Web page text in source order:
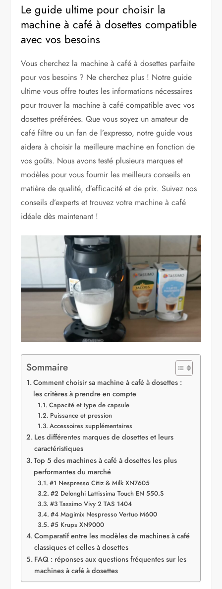
Le guide ultime pour choisir la
machine à café à dosettes compatible
avec vos besoins
Vous cherchez la machine à café à dosettes parfaite
pour vos besoins ? Ne cherchez plus ! Notre guide
ultime vous offre toutes les informations nécessaires
pour trouver la machine à café compatible avec vos
dosettes préférées. Que vous soyez un amateur de
café filtre ou un fan de l’expresso, notre guide vous
aidera à choisir la meilleure machine en fonction de
vos goûts. Nous avons testé plusieurs marques et
modèles pour vous fournir les meilleurs conseils en
matière de qualité, d’efficacité et de prix. Suivez nos
conseils d’experts et trouvez votre machine à café
idéale dès maintenant !
Sommaire
Comment choisir sa machine à café à dosettes :
les critères à prendre en compte
Capacité et type de capsule
Puissance et pression
Accessoires supplémentaires
Les différentes marques de dosettes et leurs
caractéristiques
Top 5 des machines à café à dosettes les plus
performantes du marché
#1 Nespresso Citiz & Milk XN7605
#2 Delonghi Lattissima Touch EN 550.S
#3 Tassimo Vivy 2 TAS 1404
#4 Magimix Nespresso Vertuo M600
#5 Krups XN9000
Comparatif entre les modèles de machines à café
classiques et celles à dosettes
FAQ : réponses aux questions fréquentes sur les
machines à café à dosettes